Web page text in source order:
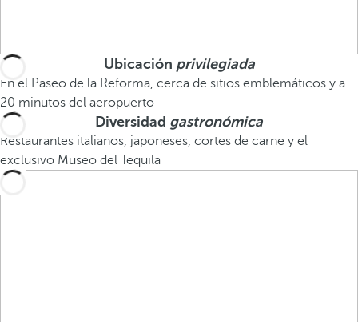
Ubicación privilegiada
En el Paseo de la Reforma, cerca de sitios emblemáticos y a
20 minutos del aeropuerto
Diversidad gastronómica
Restaurantes italianos, japoneses, cortes de carne y el
exclusivo Museo del Tequila